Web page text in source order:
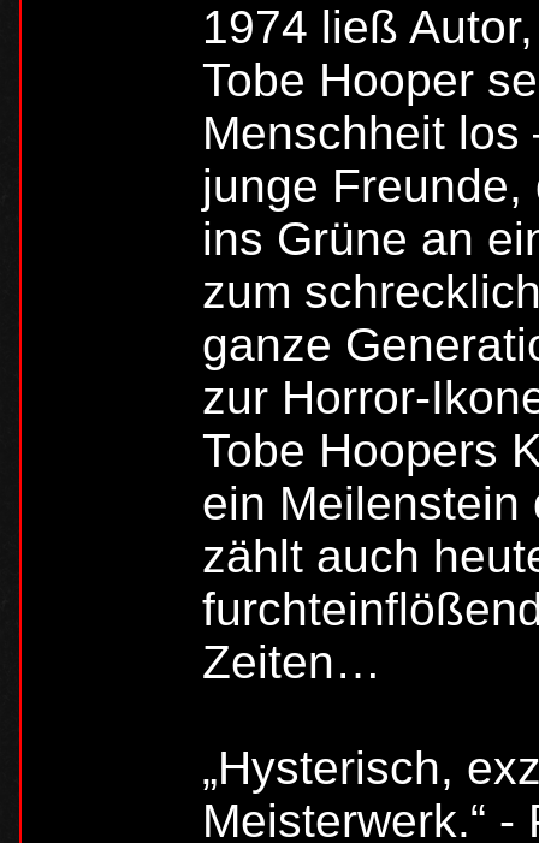
1974 ließ
Tobe Hooper
Menschheit
junge
ins Grüne an
zum
ganze
zur Horror-
Tobe Hoopers
ein Meilenstein
zählt auch
Zeiten…
„Hysterisch,
Meisterwerk.“